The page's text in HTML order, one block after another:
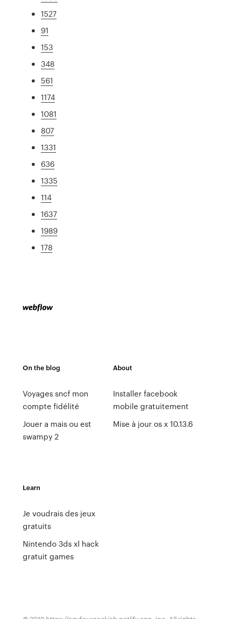
1527
91
153
348
561
1174
1081
807
1331
636
1335
114
1637
1989
178
On the blog
Voyages sncf mon
compte fidélité
Jouer a mais ou est
swampy 2
About
Installer facebook
mobile gratuitement
Mise à jour os x 10.13.6
Learn
Je voudrais des jeux
gratuits
Nintendo 3ds xl hack
gratuit games